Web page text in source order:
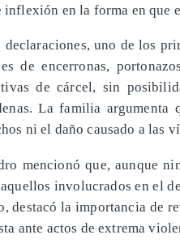
inflexión en la forma en que
declaraciones, uno de los
de encerronas,
de cárcel, sin
La familia
ni el daño causado a las
mencionó que, aunque
involucrados en el
destacó la importancia de
ante actos de extrema